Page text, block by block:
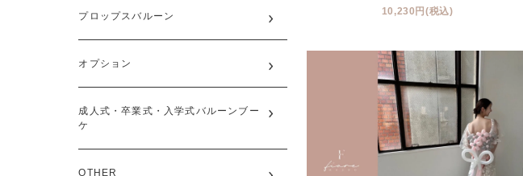
10,230円(税込)
プロップスバルーン
オプション
成人式・卒業式・入学式バルーンブー
ケ
OTHER